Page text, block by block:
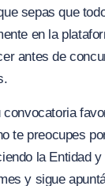
sepas que
en la
antes de
te preocupes
la Entidad
y sigue